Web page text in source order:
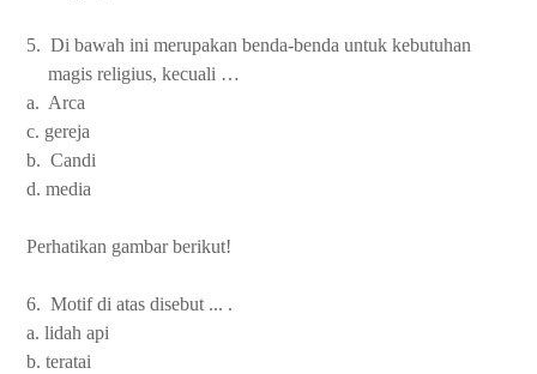
5. Di bawah ini merupakan benda-benda untuk kebutuhan
magis religius, kecuali …
a. Arca
c. gereja
b. Candi
d. media
Perhatikan gambar berikut!
6. Motif di atas disebut ... .
a. lidah api
b. teratai